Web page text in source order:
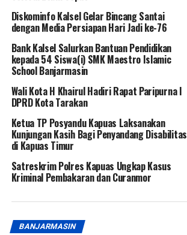
Diskominfo Kalsel Gelar Bincang Santai
dengan Media Persiapan Hari Jadi ke-76
Bank Kalsel Salurkan Bantuan Pendidikan
kepada 54 Siswa(i) SMK Maestro Islamic
School Banjarmasin
Wali Kota H Khairul Hadiri Rapat Paripurna I
DPRD Kota Tarakan
Ketua TP Posyandu Kapuas Laksanakan
Kunjungan Kasih Bagi Penyandang Disabilitas
di Kapuas Timur
Satreskrim Polres Kapuas Ungkap Kasus
Kriminal Pembakaran dan Curanmor
BANJARMASIN